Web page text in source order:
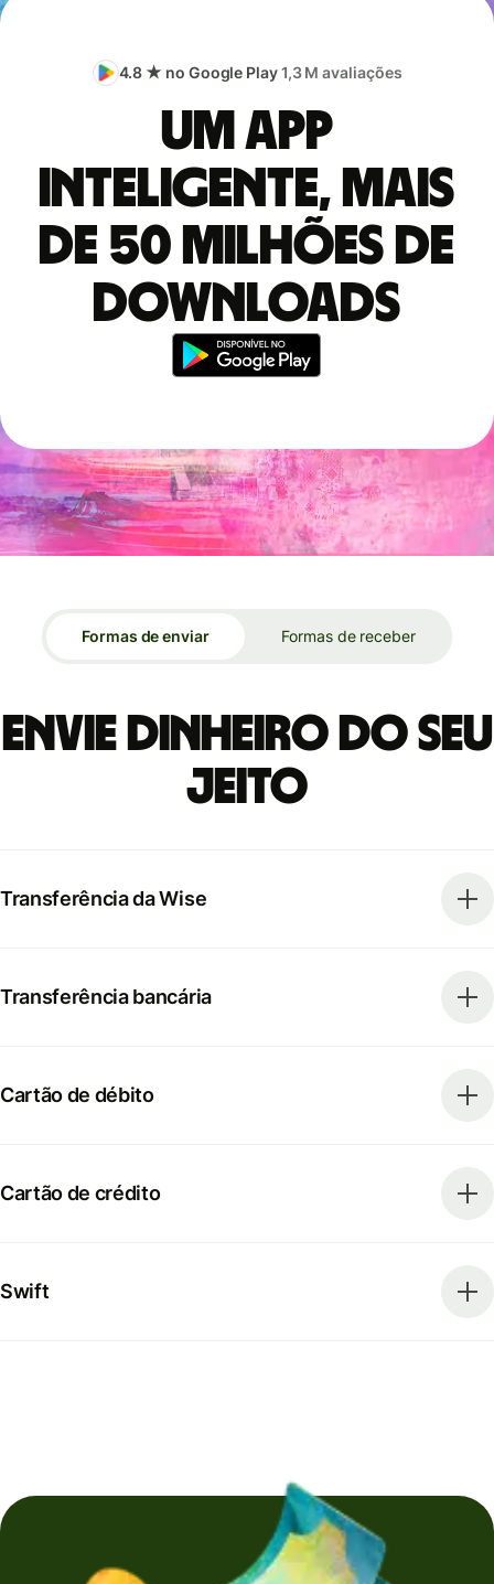
4.8 ★ no Google Play1,3 M avaliações
Um app
inteligente, mais
de 50 milhões de
downloads
Formas de enviar Formas de receber
Envie dinheiro do seu
jeito
Transferência da Wise
Transferência bancária
Cartão de débito
Cartão de crédito
Swift